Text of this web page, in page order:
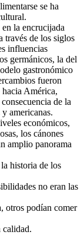
se ha
la encrucijada
través de los siglos
influencias
germánicos, la del
gastronómico
fueron
hacia América,
de la
americanas.
económicos,
los cánones
amplio panorama
historia de los
no eran las
otros podían comer
calidad.